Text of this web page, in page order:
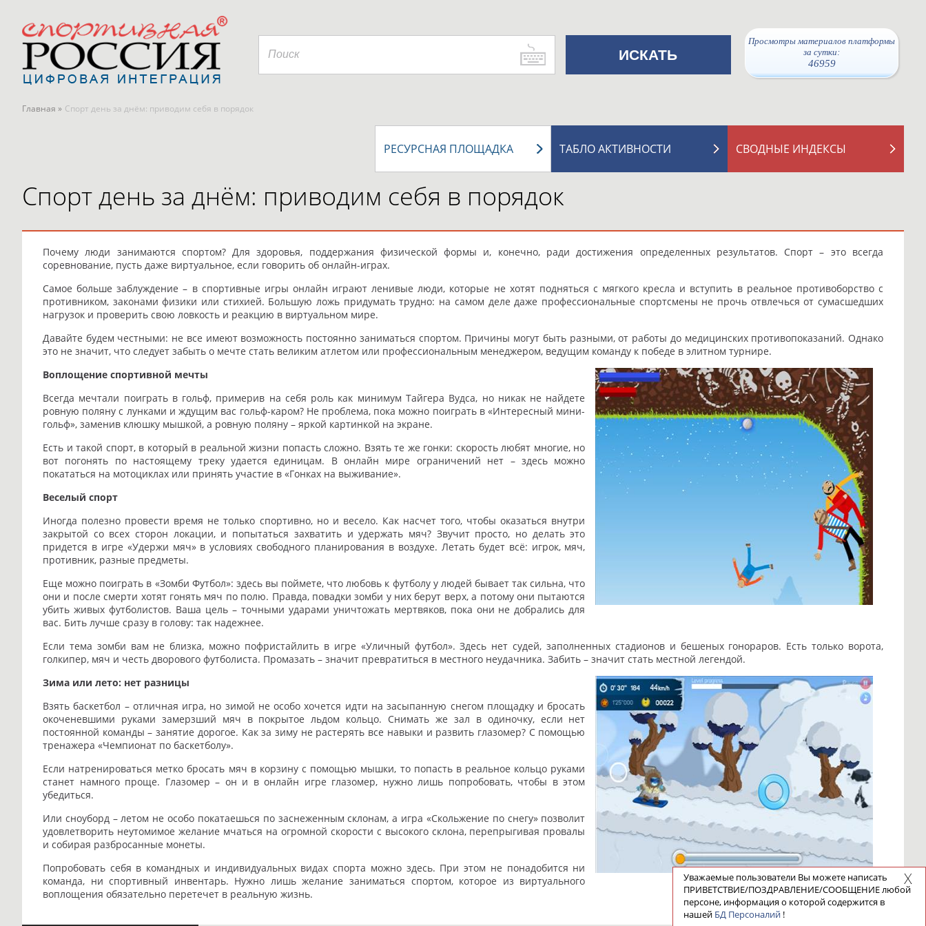
Просмотры материалов платформы
за сутки:
46959
Главная » Спорт день за днём: приводим себя в порядок
СВОДНЫЕ ИНДЕКСЫ
ТАБЛО АКТИВНОСТИ
РЕСУРСНАЯ ПЛОЩАДКА
Спорт день за днём: приводим себя в порядок
Почему люди занимаются спортом? Для здоровья, поддержания физической формы и, конечно, ради достижения определенных результатов. Спорт – это всегда
соревнование, пусть даже виртуальное, если говорить об онлайн-играх.
Самое больше заблуждение – в спортивные игры онлайн играют ленивые люди, которые не хотят подняться с мягкого кресла и вступить в реальное противоборство с
противником, законами физики или стихией. Большую ложь придумать трудно: на самом деле даже профессиональные спортсмены не прочь отвлечься от сумасшедших
нагрузок и проверить свою ловкость и реакцию в виртуальном мире.
Давайте будем честными: не все имеют возможность постоянно заниматься спортом. Причины могут быть разными, от работы до медицинских противопоказаний. Однако
это не значит, что следует забыть о мечте стать великим атлетом или профессиональным менеджером, ведущим команду к победе в элитном турнире.
Воплощение спортивной мечты
Всегда мечтали поиграть в гольф, примерив на себя роль как минимум Тайгера Вудса, но никак не найдете
ровную поляну с лунками и ждущим вас гольф-каром? Не проблема, пока можно поиграть в «Интересный мини-
гольф», заменив клюшку мышкой, а ровную поляну – яркой картинкой на экране.
Есть и такой спорт, в который в реальной жизни попасть сложно. Взять те же гонки: скорость любят многие, но
вот погонять по настоящему треку удается единицам. В онлайн мире ограничений нет – здесь можно
покататься на мотоциклах или принять участие в «Гонках на выживание».
Веселый спорт
Иногда полезно провести время не только спортивно, но и весело. Как насчет того, чтобы оказаться внутри
закрытой со всех сторон локации, и попытаться захватить и удержать мяч? Звучит просто, но делать это
придется в игре «Удержи мяч» в условиях свободного планирования в воздухе. Летать будет всё: игрок, мяч,
противник, разные предметы.
Еще можно поиграть в «Зомби Футбол»: здесь вы поймете, что любовь к футболу у людей бывает так сильна, что
они и после смерти хотят гонять мяч по полю. Правда, повадки зомби у них берут верх, а потому они пытаются
убить живых футболистов. Ваша цель – точными ударами уничтожать мертвяков, пока они не добрались для
вас. Бить лучше сразу в голову: так надежнее.
Если тема зомби вам не близка, можно пофристайлить в игре «Уличный футбол». Здесь нет судей, заполненных стадионов и бешеных гонораров. Есть только ворота,
голкипер, мяч и честь дворового футболиста. Промазать – значит превратиться в местного неудачника. Забить – значит стать местной легендой.
Зима или лето: нет разницы
Взять баскетбол – отличная игра, но зимой не особо хочется идти на засыпанную снегом площадку и бросать
окоченевшими руками замерзший мяч в покрытое льдом кольцо. Снимать же зал в одиночку, если нет
постоянной команды – занятие дорогое. Как за зиму не растерять все навыки и развить глазомер? С помощью
тренажера «Чемпионат по баскетболу».
Если натренироваться метко бросать мяч в корзину с помощью мышки, то попасть в реальное кольцо руками
станет намного проще. Глазомер – он и в онлайн игре глазомер, нужно лишь попробовать, чтобы в этом
убедиться.
Или сноуборд – летом не особо покатаешься по заснеженным склонам, а игра «Скольжение по снегу» позволит
удовлетворить неутомимое желание мчаться на огромной скорости с высокого склона, перепрыгивая провалы
и собирая разбросанные монеты.
Попробовать себя в командных и индивидуальных видах спорта можно здесь. При этом не понадобится ни
команда, ни спортивный инвентарь. Нужно лишь желание заниматься спортом, которое из виртуального
воплощения обязательно перетечет в реальную жизнь.
Уважаемые пользователи Вы можете написать
ПРИВЕТСТВИЕ/ПОЗДРАВЛЕНИЕ/СООБЩЕНИЕ любой
персоне, информация о которой содержится в
нашей БД Персоналий !